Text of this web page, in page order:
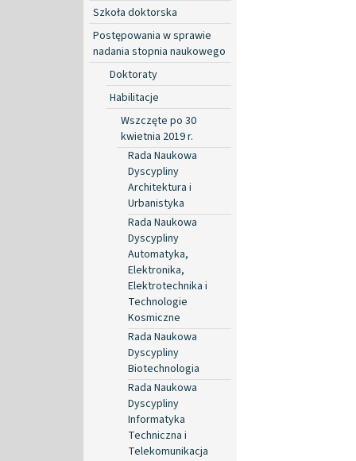
Szkoła doktorska
Postępowania w sprawie
nadania stopnia naukowego
Doktoraty
Habilitacje
Wszczęte po 30
kwietnia 2019 r.
Rada Naukowa
Dyscypliny
Architektura i
Urbanistyka
Rada Naukowa
Dyscypliny
Automatyka,
Elektronika,
Elektrotechnika i
Technologie
Kosmiczne
Rada Naukowa
Dyscypliny
Biotechnologia
Rada Naukowa
Dyscypliny
Informatyka
Techniczna i
Telekomunikacja